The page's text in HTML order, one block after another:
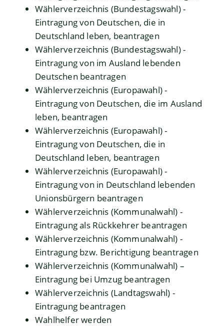
Wählerverzeichnis (Bundestagswahl) -
Eintragung von Deutschen, die in
Deutschland leben, beantragen
Wählerverzeichnis (Bundestagswahl) -
Eintragung von im Ausland lebenden
Deutschen beantragen
Wählerverzeichnis (Europawahl) -
Eintragung von Deutschen, die im Ausland
leben, beantragen
Wählerverzeichnis (Europawahl) -
Eintragung von Deutschen, die in
Deutschland leben, beantragen
Wählerverzeichnis (Europawahl) -
Eintragung von in Deutschland lebenden
Unionsbürgern beantragen
Wählerverzeichnis (Kommunalwahl) -
Eintragung als Rückkehrer beantragen
Wählerverzeichnis (Kommunalwahl) -
Eintragung bzw. Berichtigung beantragen
Wählerverzeichnis (Kommunalwahl) –
Eintragung bei Umzug beantragen
Wählerverzeichnis (Landtagswahl) -
Eintragung beantragen
Wahlhelfer werden